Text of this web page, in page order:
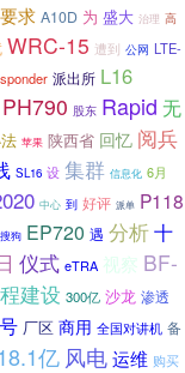
要求 A10D 为 盛大 治理 高
WRC-15 遭到 公网 LTE-
派出所 L16
PH790 股东 Rapid 无
苹果 陕西省 回忆 阅兵
SL16 设 集群 信息化 6月
中心 到 好评 派单 P118
搜狗 EP720 遇 分析十
仪式 eTRA 视察 BF-
建设 300亿 沙龙 渗透
厂区 商用 全国对讲机 备
18.1亿 风电运维 购买